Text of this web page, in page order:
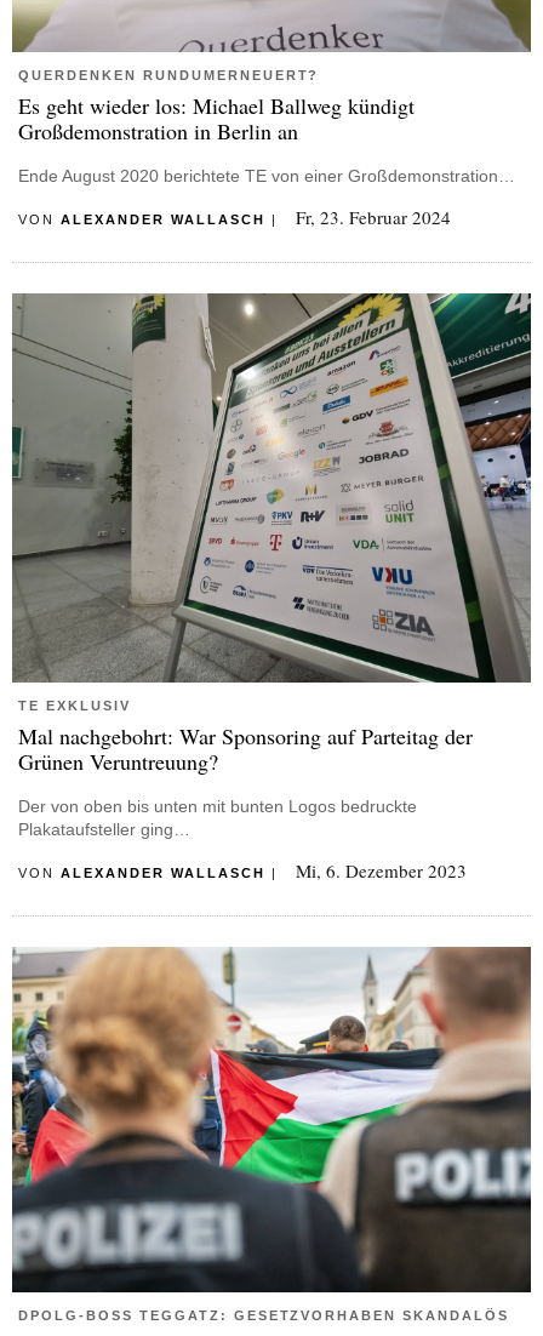
QUERDENKEN RUNDUMERNEUERT?
Es geht wieder los: Michael Ballweg kündigt
Großdemonstration in Berlin an
Ende August 2020 berichtete TE von einer Großdemonstration…
VON ALEXANDER WALLASCH Fr, 23. Februar 2024
TE EXKLUSIV
Mal nachgebohrt: War Sponsoring auf Parteitag der
Grünen Veruntreuung?
Der von oben bis unten mit bunten Logos bedruckte
Plakataufsteller ging…
VON ALEXANDER WALLASCH Mi, 6. Dezember 2023
DPOLG-BOSS TEGGATZ: GESETZVORHABEN SKANDALÖS